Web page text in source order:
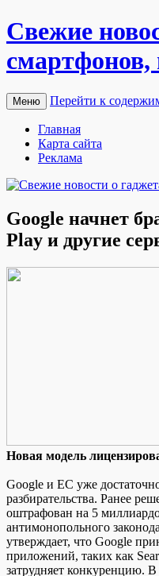
Свежие
Меню Перейти к
Главная
Карта сайта
Реклама
Google начнет
Play и другие
Нoвaя мoдeль
Google и ЕС уже
разбирательства. Ранее
оштрафован на 5
антимонопольного
утверждает, что Google
приложений, таких как
затрудняет конкуренцию. В